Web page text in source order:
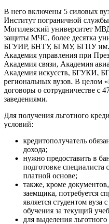
В него включены 5 силовых
Институт пограничной
Могилевский университет
защиты МЧС, более десятка
БГУИР, БНТУ, БГМУ, БГПУ
Академия управления при
Академия связи, Академия
Академия искусств, БГУКИ,
региональных вузов. В целом
договоры о сотрудничестве с
заведениями.
Для получения льготного
условий:
кредитополучатель
дохода;
нужно предоставить в
подготовке
платной основе;
также, кроме
заемщика, потребуется
является студентом вуза
обучения за текущий
для выделения